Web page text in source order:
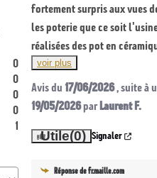
0
0
0
0
1
fortement surpris aux vues
les poterie que ce soit
réalisées des pot en
voir plus
Avis du17/06/2026, suite à
19/05/2026parLaurent F.
Utile(0) Signaler
Réponse defr.maille.com